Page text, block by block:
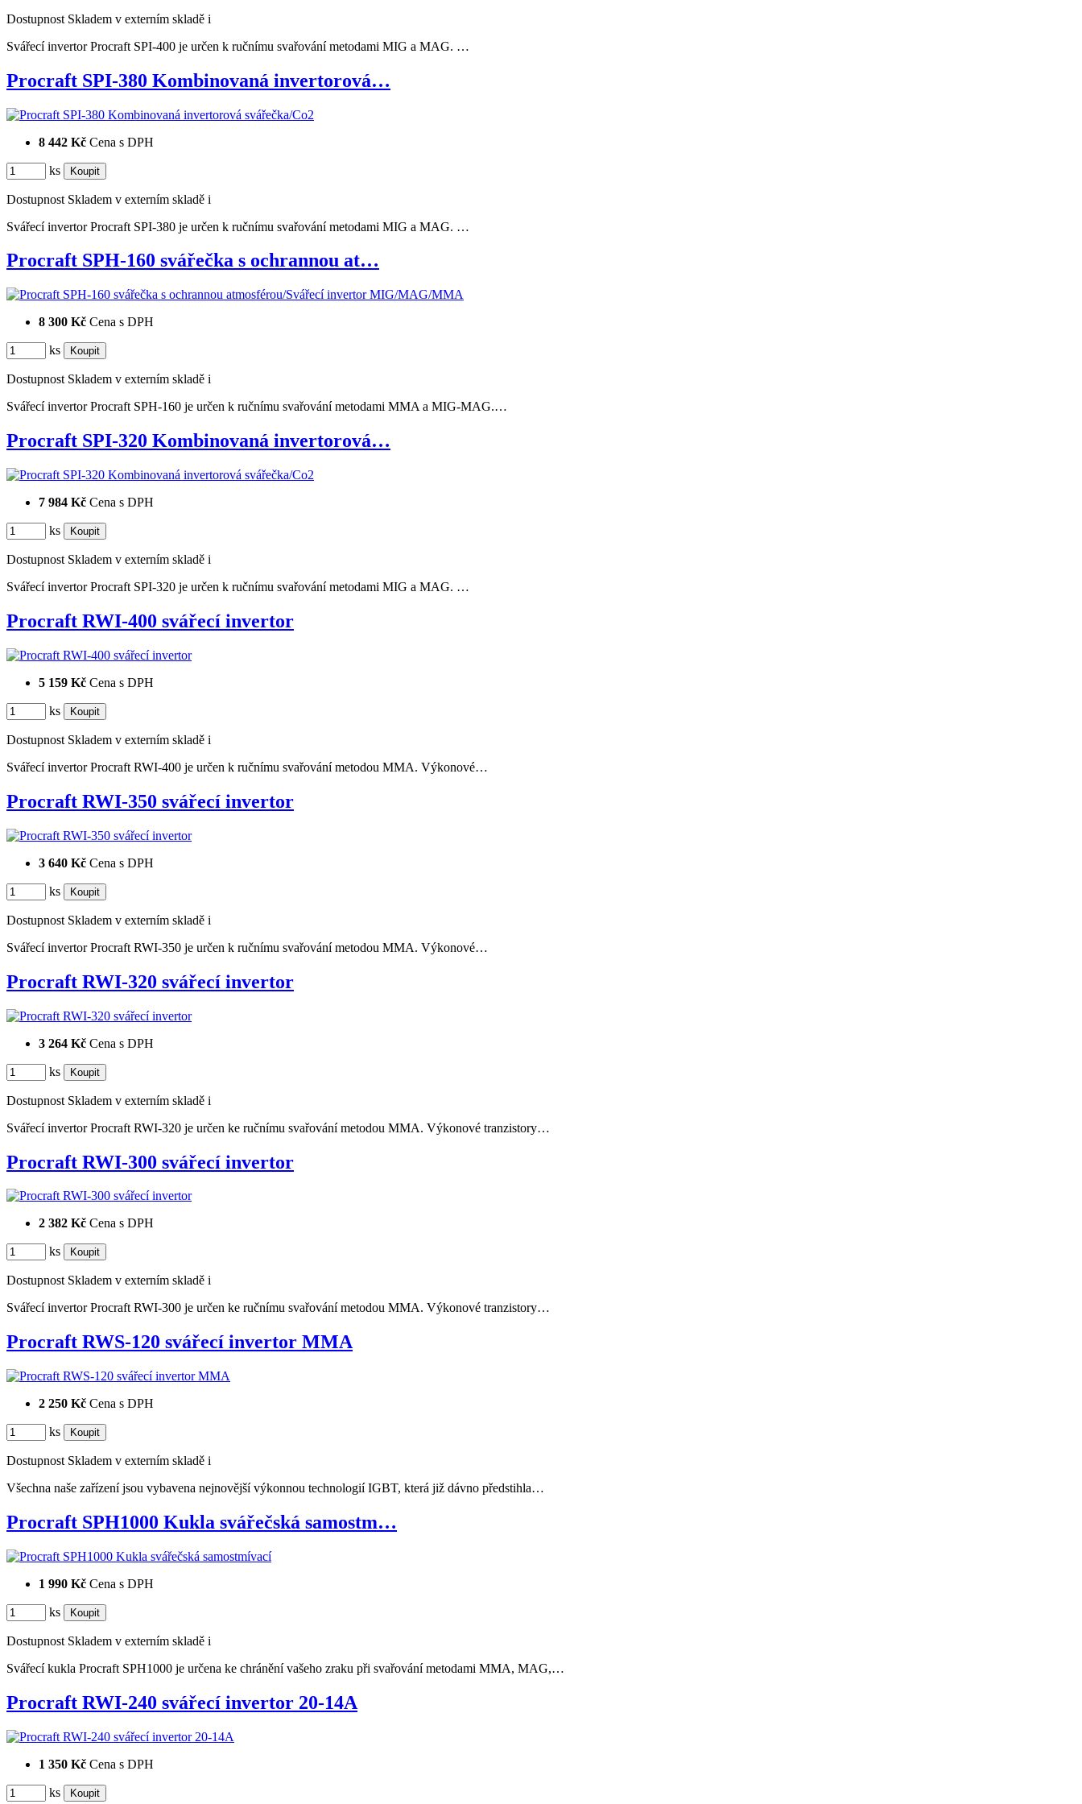
Dostupnost Skladem v externím skladě i
Svářecí invertor Procraft SPI-400 je určen k ručnímu svařování metodami MIG a MAG. …
Procraft SPI-380 Kombinovaná invertorová…
8 442 Kč Cena s DPH
ks
Dostupnost Skladem v externím skladě i
Svářecí invertor Procraft SPI-380 je určen k ručnímu svařování metodami MIG a MAG. …
Procraft SPH-160 svářečka s ochrannou at…
8 300 Kč Cena s DPH
ks
Dostupnost Skladem v externím skladě i
Svářecí invertor Procraft SPH-160 je určen k ručnímu svařování metodami MMA a MIG-MAG.…
Procraft SPI-320 Kombinovaná invertorová…
7 984 Kč Cena s DPH
ks
Dostupnost Skladem v externím skladě i
Svářecí invertor Procraft SPI-320 je určen k ručnímu svařování metodami MIG a MAG. …
Procraft RWI-400 svářecí invertor
5 159 Kč Cena s DPH
ks
Dostupnost Skladem v externím skladě i
Svářecí invertor Procraft RWI-400 je určen k ručnímu svařování metodou MMA. Výkonové…
Procraft RWI-350 svářecí invertor
3 640 Kč Cena s DPH
ks
Dostupnost Skladem v externím skladě i
Svářecí invertor Procraft RWI-350 je určen k ručnímu svařování metodou MMA. Výkonové…
Procraft RWI-320 svářecí invertor
3 264 Kč Cena s DPH
ks
Dostupnost Skladem v externím skladě i
Svářecí invertor Procraft RWI-320 je určen ke ručnímu svařování metodou MMA. Výkonové tranzistory…
Procraft RWI-300 svářecí invertor
2 382 Kč Cena s DPH
ks
Dostupnost Skladem v externím skladě i
Svářecí invertor Procraft RWI-300 je určen ke ručnímu svařování metodou MMA. Výkonové tranzistory…
Procraft RWS-120 svářecí invertor MMA
2 250 Kč Cena s DPH
ks
Dostupnost Skladem v externím skladě i
Všechna naše zařízení jsou vybavena nejnovější výkonnou technologií IGBT, která již dávno předstihla…
Procraft SPH1000 Kukla svářečská samostm…
1 990 Kč Cena s DPH
ks
Dostupnost Skladem v externím skladě i
Svářecí kukla Procraft SPH1000 je určena ke chránění vašeho zraku při svařování metodami MMA, MAG,…
Procraft RWI-240 svářecí invertor 20-14A
1 350 Kč Cena s DPH
ks